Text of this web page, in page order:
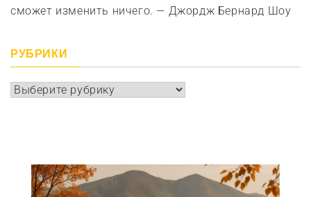
сможет изменить ничего. — Джордж Бернард Шоу
РУБРИКИ
Рубрики